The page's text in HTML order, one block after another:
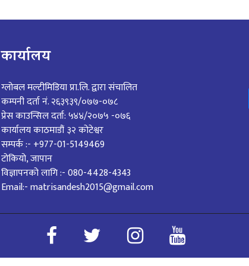
कार्यालय
ग्लोबल मल्टीमिडिया प्रा.लि. द्वारा संचालित
कम्पनी दर्ता नं. २६३९३९/०७७-०७८
प्रेस काउन्सिल दर्ता: ५४४/२०७५ -०७६
कार्यालय काठमाडौं ३२ कोटेश्वर
सम्पर्क :- +977-01-5149469
टोकियो, जापान
विज्ञापनको लागि :- 080-4428-4343
Email:- matrisandesh2015@gmail.com